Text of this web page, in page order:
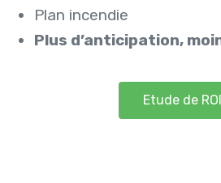
Plan incendie
Plus d’anticipation,
Etude de ROI